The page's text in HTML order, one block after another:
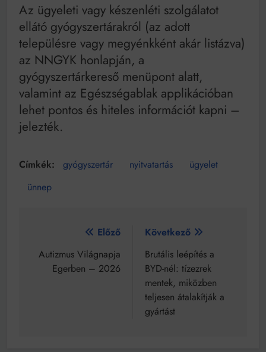
Az ügyeleti vagy készenléti szolgálatot
ellátó gyógyszertárakról (az adott
településre vagy megyénkként akár listázva)
az NNGYK honlapján, a
gyógyszertárkereső menüpont alatt,
valamint az Egészségablak applikációban
lehet pontos és hiteles információt kapni –
jelezték.
gyógyszertár nyitvatartás
ügyelet
ünnep
Bejegyzés
navigáció
Előző
Autizmus Világnapja
Egerben – 2026
Következő
Brutális leépítés a
BYD-nél: tízezrek
mentek, miközben
teljesen átalakítják a
gyártást